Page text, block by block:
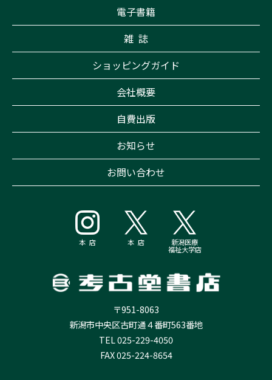
電子書籍
雑 誌
ショッピングガイド
会社概要
自費出版
お知らせ
お問い合わせ
本 店 本 店 新潟医療
福祉大学店
〒951-8063
新潟市中央区古町通４番町563番地
TEL 025-229-4050
FAX 025-224-8654